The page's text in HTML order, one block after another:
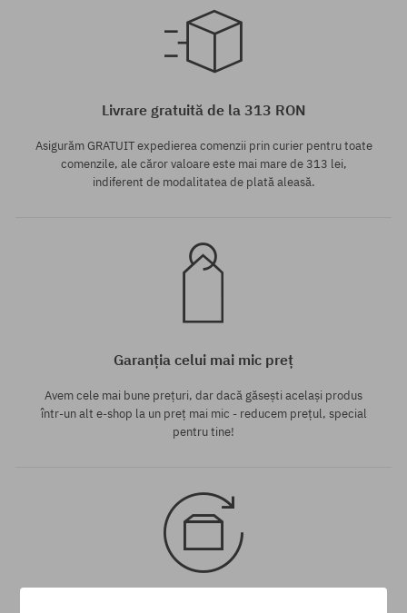
Livrare gratuită de la 313 RON
Asigurăm GRATUIT expedierea comenzii prin curier pentru toate
comenzile, ale căror valoare este mai mare de 313 lei,
indiferent de modalitatea de plată aleasă.
Garanția celui mai mic preț
Avem cele mai bune prețuri, dar dacă găsești același produs
într-un alt e-shop la un preț mai mic - reducem prețul, special
pentru tine!